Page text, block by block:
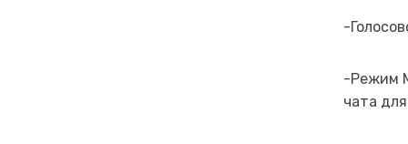
-
-Режим
чата для